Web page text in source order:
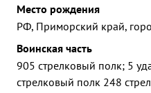
Место рождения
РФ, Приморский край,
Воинская часть
905 стрелковый полк; 5
стрелковый полк 248